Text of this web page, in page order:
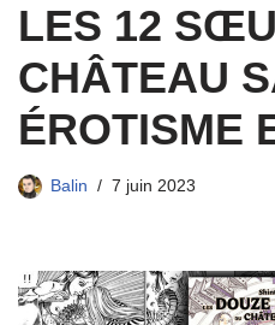
LES 12
CHÂTEAU
ÉROTISME
Balin 7 juin 2023